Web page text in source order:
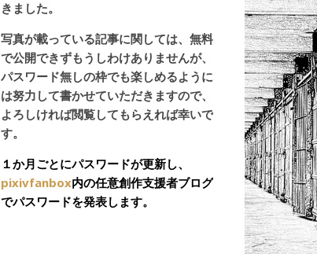
きました。
写真が載っている記事に関しては、無料
で公開できずもうしわけありませんが、
パスワード無しの枠でも楽しめるように
は努力して書かせていただきますので、
よろしければ閲覧してもらえれば幸いで
す。
１か月ごとにパスワードが更新し、
pixivfanbox内の任意創作支援者ブログ
でパスワードを発表します。